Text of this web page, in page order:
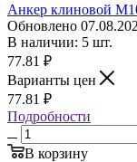
Анкер клиновой
Обновлено
В наличии: 5 шт.
77.81 ₽
Варианты цен
77.81 ₽
Подробности
В корзину